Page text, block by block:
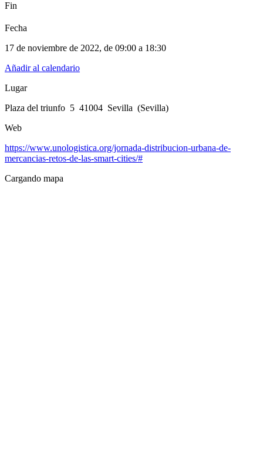
Fin
Fecha
17 de noviembre de 2022, de 09:00 a 18:30
Añadir al calendario
Lugar
Plaza del triunfo 5 41004 Sevilla (Sevilla)
Web
https://www.unologistica.org/jornada-distribucion-urbana-de-
mercancias-retos-de-las-smart-cities/#
Cargando mapa